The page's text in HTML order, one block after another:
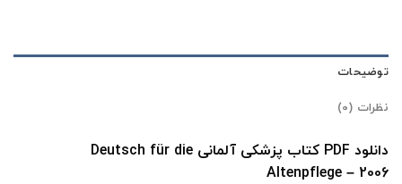
توضیحات
نظرات (0)
دانلود PDF کتاب پزشکی آلمانی Deutsch für die
Altenpflege – 2006